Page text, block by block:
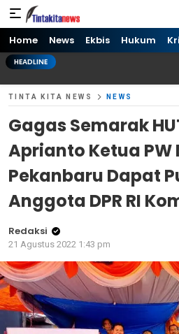
Tinta kita News
Informasi Terkini
Home News Ekbis Hukum
HEADLINE
TINTA KITA NEWS NEWS
Gagas Semarak
Aprianto Ketua PW
Pekanbaru Dapat
Anggota DPR RI
Redaksi
21 Agustus 2022 1:43 pm